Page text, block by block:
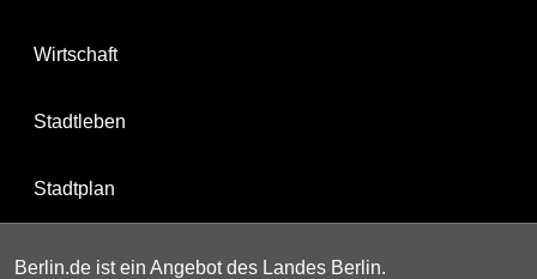
Wirtschaft
Stadtleben
Stadtplan
Berlin.de ist ein Angebot des Landes Berlin.